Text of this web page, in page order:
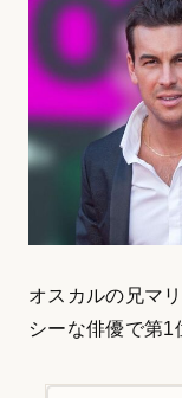
オスカルの兄マ
シーな俳優で第1